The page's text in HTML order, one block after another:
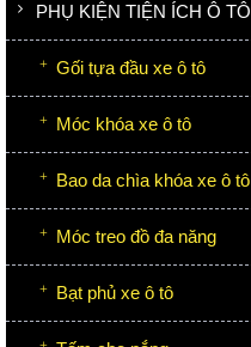
PHỤ KIỆN TIỆN ÍCH Ô TÔ
Gối tựa đầu xe ô tô
Móc khóa xe ô tô
Bao da chìa khóa xe ô tô
Móc treo đồ đa năng
Bạt phủ xe ô tô